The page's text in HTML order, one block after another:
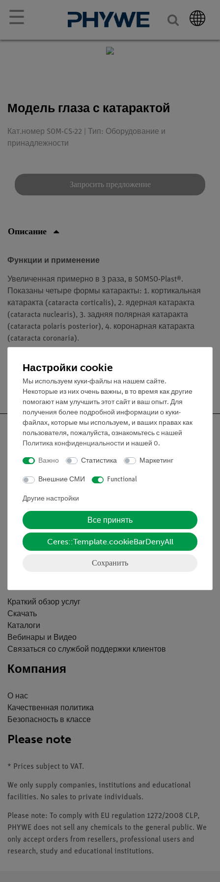
☰
Модель глаза с катарактой
Кат.номер SOM-CS-22 | Тип: Оборудование и
принадлежности
Запросить предложение
Описание
Функции и применение
Увеличенная примерно в 3 раза, в SOMSO-Plast®.
Показаны четыре формы катаракты: 1. кортикальная
катаракта (cataracta corticalis), 2. ядерная катаракта
(cataracta nuclearis), 3. задняя полярная катаракта
(cataracta polaris posterior), 4. коронарная катаракта
(cataracta coronaria).
Бесплатная доставка от 300,- €
Nach oben
Информация
Контактное лицо
Условия сотрудничества
Декларация о конфиденциальности
Краткий обзор услуг
Скачать
Каталоги
Вебинары и Видео
Связаться со службой поддержки клиентов
Компания
О нас
Качественная политика
Безопасность в классе
Please note
* Prices subject to VAT.
We only supply companies, institutions and educational
facilities. No sales to private individuals.
Please note: To comply with EU regulation 1272/2008 CLP,
PHYWE does not sell any chemicals to the general public. We
only accept orders from resellers, professional users and
research, study and educational institutions.
Настройки cookie
Мы используем куки-файлы на нашем сайте.
Некоторые из них очень важны, в то время как другие
помогают нам улучшить этот сайт и ваш опыт. Для
получения более подробной информации о куки-
файлах, которые мы используем, и ваших правах как
пользователя, пожалуйста, ознакомьтесь с нашей
Политика конфиденциальности и нашей 0.
Важно Статистика Маркетинг
Внешние СМИ Functional
Другие настройки
Все принять
Ceres::Template.cookieBarDenyAll
Сохранить